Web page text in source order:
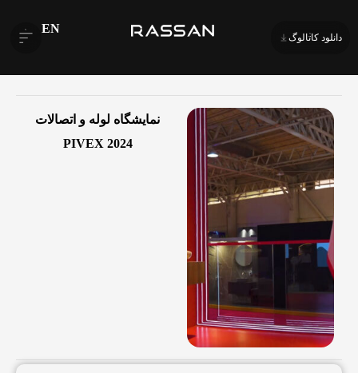
دانلود کاتالوگ
EN
نمایشگاه لوله و اتصالات
PIVEX 2024